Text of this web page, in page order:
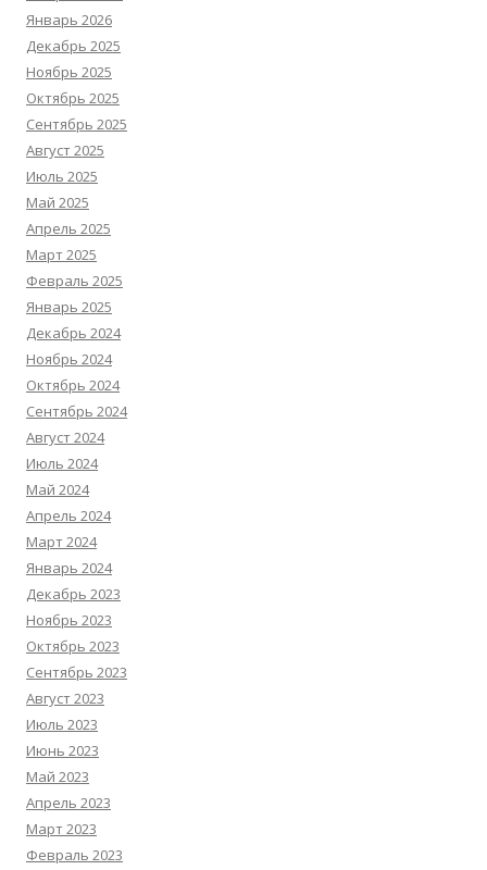
Январь 2026
Декабрь 2025
Ноябрь 2025
Октябрь 2025
Сентябрь 2025
Август 2025
Июль 2025
Май 2025
Апрель 2025
Март 2025
Февраль 2025
Январь 2025
Декабрь 2024
Ноябрь 2024
Октябрь 2024
Сентябрь 2024
Август 2024
Июль 2024
Май 2024
Апрель 2024
Март 2024
Январь 2024
Декабрь 2023
Ноябрь 2023
Октябрь 2023
Сентябрь 2023
Август 2023
Июль 2023
Июнь 2023
Май 2023
Апрель 2023
Март 2023
Февраль 2023